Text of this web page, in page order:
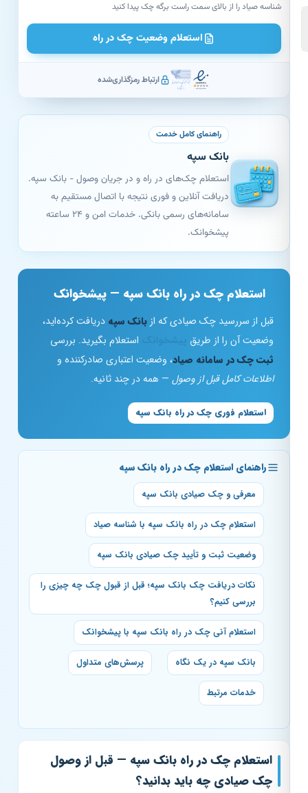
شناسه صیاد را از بالای سمت راست برگه چک پیدا کنید
استعلام وضعیت چک در راه
ارتباط رمزگذاری‌شده
راهنمای کامل خدمت
بانک سپه
استعلام چک‌های در راه و در جریان وصول - بانک سپه.
دریافت آنلاین و فوری نتیجه با اتصال مستقیم به
سامانه‌های رسمی بانکی. خدمات امن و ۲۴ ساعته
پیشخوانک.
استعلام چک در راه بانک سپه — پیشخوانک
قبل از سررسید چک صیادی که ازبانک سپهدریافت کرده‌اید،
وضعیت آن را از طریقپیشخوانک
استعلام بگیرید. بررسی
ثبت چک در سامانه صیاد، وضعیت اعتباری صادرکننده و
اطلاعات کامل قبل از وصول— همه در چند ثانیه.
استعلام فوری چک در راه بانک سپه
راهنمای استعلام چک در راه بانک سپه
معرفی و چک صیادی بانک سپه
استعلام چک در راه بانک سپه با شناسه صیاد
وضعیت ثبت و تأیید چک صیادی بانک سپه
نکات دریافت چک بانک سپه؛ قبل از قبول چک چه چیزی را
بررسی کنیم؟
استعلام آنی چک در راه بانک سپه با پیشخوانک
بانک سپه در یک نگاه پرسش‌های متداول
خدمات مرتبط
استعلام چک در راه بانک سپه — قبل از وصول
چک صیادی چه باید بدانید؟